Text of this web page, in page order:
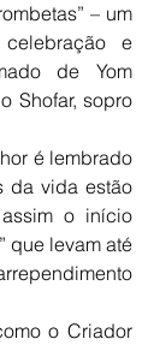
– um
e
de Yom
Shofar, sopro
é lembrado
da vida estão
o início
que levam até
o Criador